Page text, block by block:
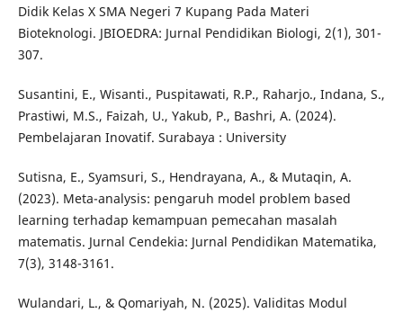
Didik Kelas X SMA Negeri 7 Kupang Pada Materi
Bioteknologi. JBIOEDRA: Jurnal Pendidikan Biologi, 2(1), 301-
307.
Susantini, E., Wisanti., Puspitawati, R.P., Raharjo., Indana, S.,
Prastiwi, M.S., Faizah, U., Yakub, P., Bashri, A. (2024).
Pembelajaran Inovatif. Surabaya : University
Sutisna, E., Syamsuri, S., Hendrayana, A., & Mutaqin, A.
(2023). Meta-analysis: pengaruh model problem based
learning terhadap kemampuan pemecahan masalah
matematis. Jurnal Cendekia: Jurnal Pendidikan Matematika,
7(3), 3148-3161.
Wulandari, L., & Qomariyah, N. (2025). Validitas Modul